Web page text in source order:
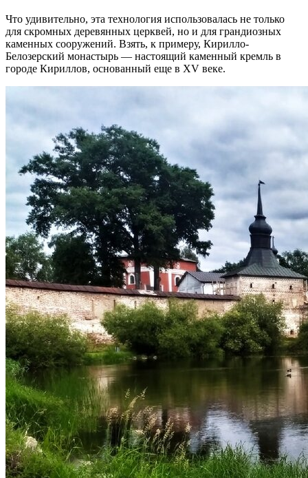
Что удивительно, эта технология использовалась не только
для скромных деревянных церквей, но и для грандиозных
каменных сооружений. Взять, к примеру, Кирилло-
Белозерский монастырь — настоящий каменный кремль в
городе Кириллов, основанный еще в XV веке.